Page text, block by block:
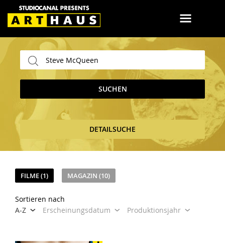
SUCHEN
DETAILSUCHE
FILME (1) MAGAZIN (10)
Sortieren nach
A-Z
Erscheinungsdatum Produktionsjahr